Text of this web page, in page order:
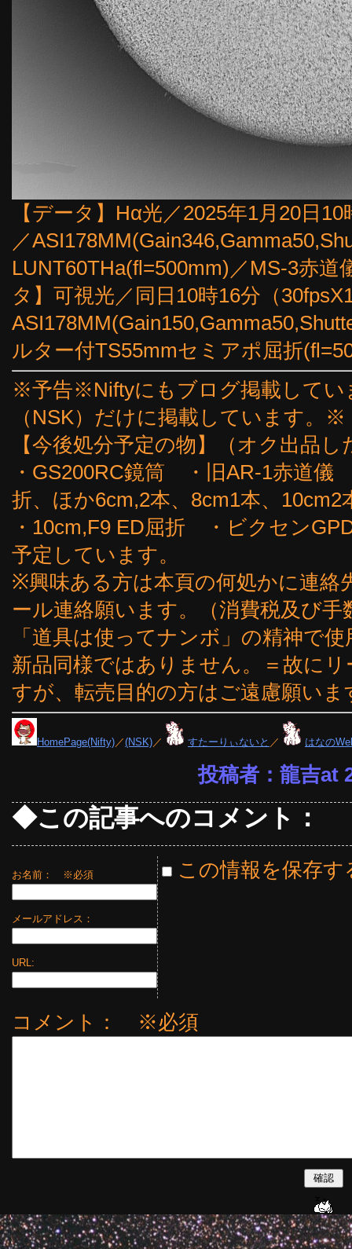
【データ】Hα光／2025年1月20日
／
LUNT60THa(fl=500mm)／MS-3赤道
タ】可視光／同日10時16分（
ルター付TS55mmセミアポ屈折
※予告※Niftyにもブログ掲載してい
（NSK）だけに掲載しています。※
【今後処分予定の物】（オク出品
・GS200RC鏡筒 ・旧AR-1赤道
折、ほか6cm,2本、8cm1本、10cm2
・10cm,F9 ED屈折 ・ビクセン
予定しています。
※興味ある方は本頁の何処かに連絡
ール連絡願います。（消費税及び手
「道具は使ってナンボ」の精神で
新品同様ではありません。＝故に
すが、転売目的の方はご遠慮願いま
HomePage(Nifty) ／(NSK) ／ すたーりぃないと ／ はなの
投稿者：龍吉at
◆この記事へのコメント：
お名前： ※必須
メールアドレス：
URL:
この情報を保存す
コメント： ※必須